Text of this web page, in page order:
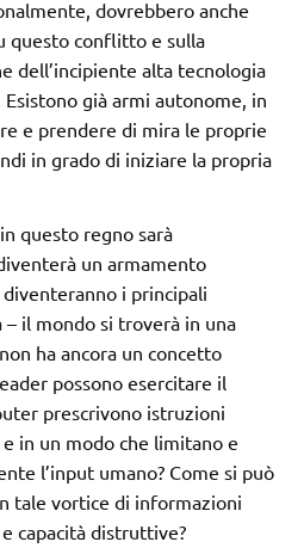
dovrebbero anche
questo conflitto e sulla
dell’incipiente alta tecnologia
già armi autonome, in
e prendere di mira le proprie
in grado di iniziare la propria
questo regno sarà
un armamento
i principali
il mondo si troverà in una
ha ancora un concetto
possono esercitare il
prescrivono istruzioni
in un modo che limitano e
l’input umano? Come si può
tale vortice di informazioni
capacità distruttive?